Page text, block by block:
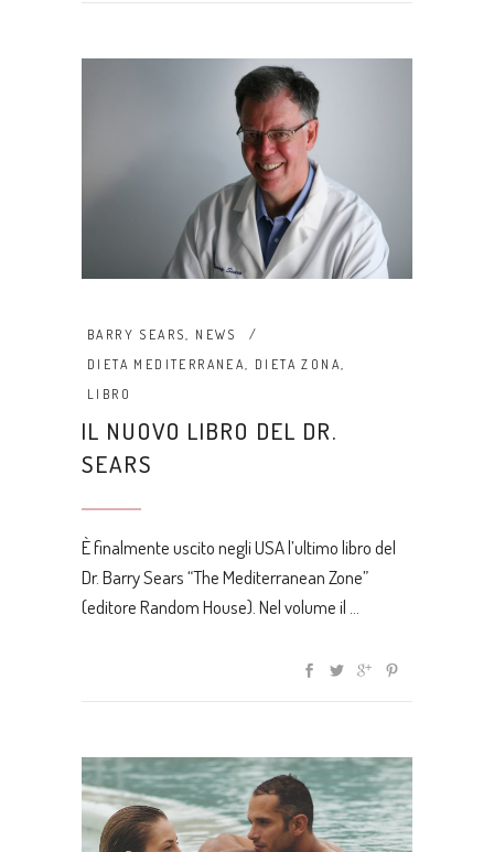
BARRY SEARS, NEWS
DIETA MEDITERRANEA, DIETA ZONA,
LIBRO
IL NUOVO LIBRO DEL DR.
SEARS
È finalmente uscito negli USA l’ultimo libro del
Dr. Barry Sears “The Mediterranean Zone”
(editore Random House). Nel volume il